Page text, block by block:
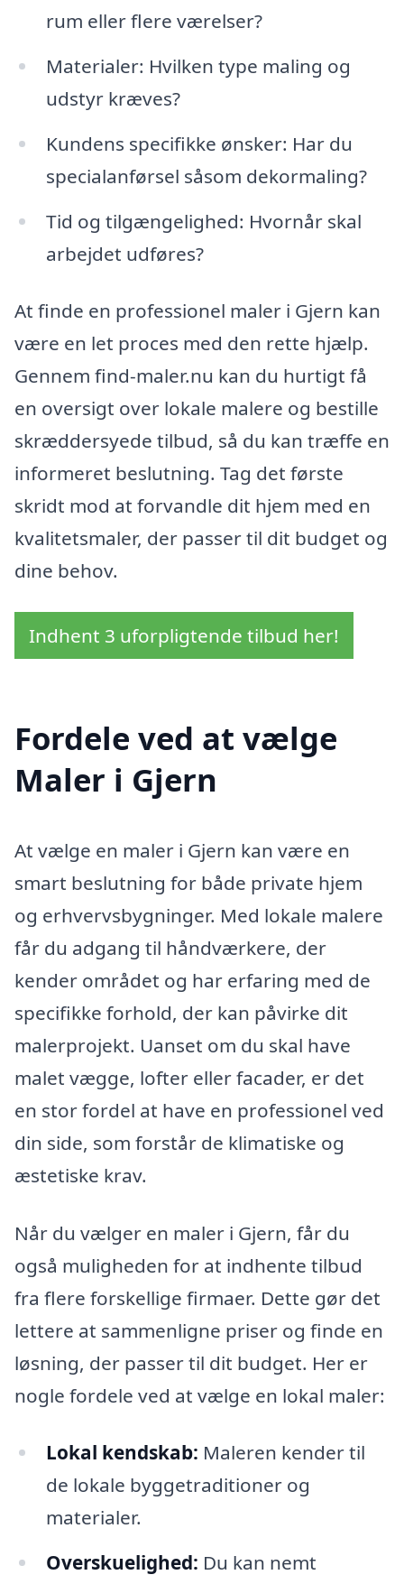
rum eller flere værelser?
Materialer: Hvilken type maling og
udstyr kræves?
Kundens specifikke ønsker: Har du
specialanførsel såsom dekormaling?
Tid og tilgængelighed: Hvornår skal
arbejdet udføres?
At finde en professionel maler i Gjern kan
være en let proces med den rette hjælp.
Gennem find-maler.nu kan du hurtigt få
en oversigt over lokale malere og bestille
skræddersyede tilbud, så du kan træffe en
informeret beslutning. Tag det første
skridt mod at forvandle dit hjem med en
kvalitetsmaler, der passer til dit budget og
dine behov.
Indhent 3 uforpligtende tilbud her!
Fordele ved at vælge
Maler i Gjern
At vælge en maler i Gjern kan være en
smart beslutning for både private hjem
og erhvervsbygninger. Med lokale malere
får du adgang til håndværkere, der
kender området og har erfaring med de
specifikke forhold, der kan påvirke dit
malerprojekt. Uanset om du skal have
malet vægge, lofter eller facader, er det
en stor fordel at have en professionel ved
din side, som forstår de klimatiske og
æstetiske krav.
Når du vælger en maler i Gjern, får du
også muligheden for at indhente tilbud
fra flere forskellige firmaer. Dette gør det
lettere at sammenligne priser og finde en
løsning, der passer til dit budget. Her er
nogle fordele ved at vælge en lokal maler:
Lokal kendskab: Maleren kender til
de lokale byggetraditioner og
materialer.
Overskuelighed: Du kan nemt